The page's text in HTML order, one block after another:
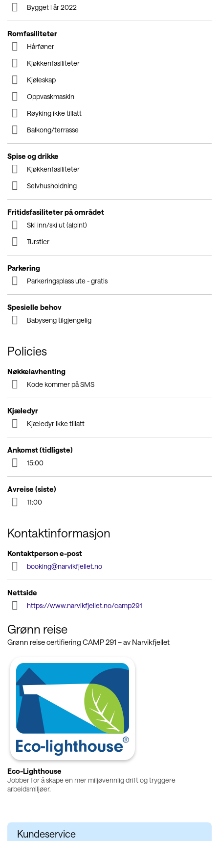
Bygget i år 2022
Romfasiliteter
Hårføner
Kjøkkenfasiliteter
Kjøleskap
Oppvaskmaskin
Røyking ikke tillatt
Balkong/terrasse
Spise og drikke
Kjøkkenfasiliteter
Selvhusholdning
Fritidsfasiliteter på området
Ski inn/ski ut (alpint)
Turstier
Parkering
Parkeringsplass ute - gratis
Spesielle behov
Babyseng tilgjengelig
Policies
Nøkkelavhenting
Kode kommer på SMS
Kjæledyr
Kjæledyr ikke tillatt
Ankomst (tidligste)
15:00
Avreise (siste)
11:00
Kontaktinformasjon
Kontaktperson e-post
booking@narvikfjellet.no
Nettside
https://www.narvikfjellet.no/camp291
Grønn reise
Grønn reise certifiering CAMP 291 – av Narvikfjellet
Eco-Lighthouse
Jobber for å skape en mer miljøvennlig drift og tryggere
arbeidsmiljøer.
Kundeservice